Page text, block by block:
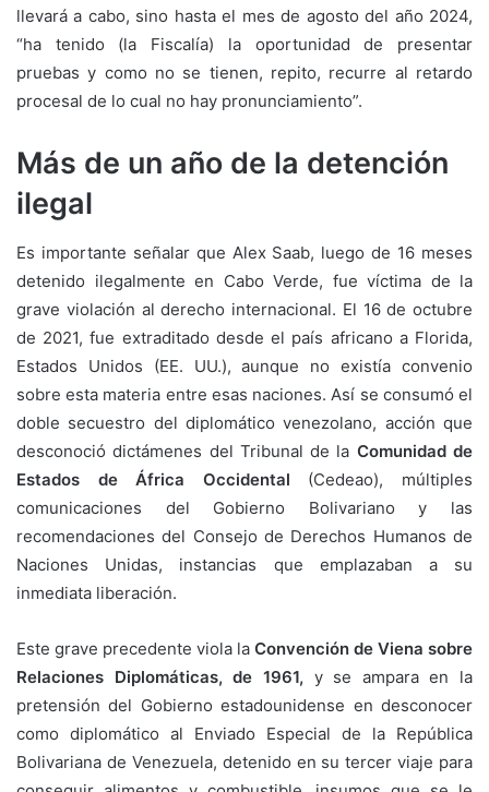
llevará a cabo, sino hasta el mes de agosto del año 2024,
“ha tenido (la Fiscalía) la oportunidad de presentar
pruebas y como no se tienen, repito, recurre al retardo
procesal de lo cual no hay pronunciamiento”.
Más de un año de la detención
ilegal
Es importante señalar que Alex Saab, luego de 16 meses
detenido ilegalmente en Cabo Verde, fue víctima de la
grave violación al derecho internacional. El 16 de octubre
de 2021, fue extraditado desde el país africano a Florida,
Estados Unidos (EE. UU.), aunque no existía convenio
sobre esta materia entre esas naciones. Así se consumó el
doble secuestro del diplomático venezolano, acción que
desconoció dictámenes del Tribunal de la Comunidad de
Estados de África Occidental (Cedeao), múltiples
comunicaciones del Gobierno Bolivariano y las
recomendaciones del Consejo de Derechos Humanos de
Naciones Unidas, instancias que emplazaban a su
inmediata liberación.
Este grave precedente viola la Convención de Viena sobre
Relaciones Diplomáticas, de 1961, y se ampara en la
pretensión del Gobierno estadounidense en desconocer
como diplomático al Enviado Especial de la República
Bolivariana de Venezuela, detenido en su tercer viaje para